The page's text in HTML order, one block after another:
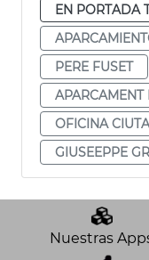
EN PORTADA
PERE FUSET
APARCAMENT
OFICINA
GIUSEEPPE
Nuestras